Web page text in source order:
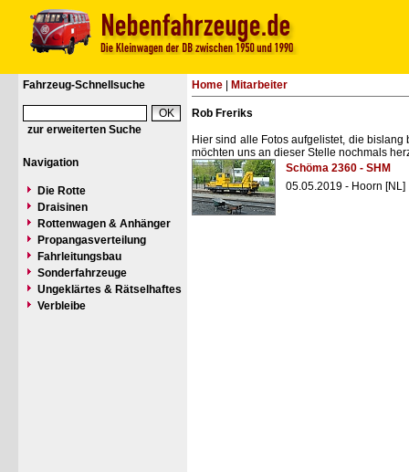
Fahrzeug-Schnellsuche
zur erweiterten Suche
Navigation
Die Rotte
Draisinen
Rottenwagen & Anhänger
Propangasverteilung
Fahrleitungsbau
Sonderfahrzeuge
Ungeklärtes & Rätselhaftes
Verbleibe
Home Mitarbeiter
Rob Freriks
Hier sind alle Fotos aufgelistet, die
möchten uns an dieser Stelle nochmals
Schöma 2360 - SHM
05.05.2019 - Hoorn [NL]